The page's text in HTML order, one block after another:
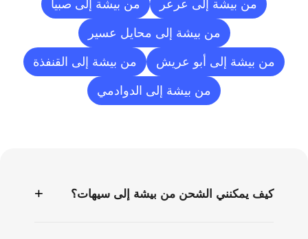
من بيشة إلى عرعر من بيشة إلى صبيا
من بيشة إلى محايل عسير
من بيشة إلى أبو عريش من بيشة إلى القنفذة
من بيشة إلى الدوادمي
كيف يمكنني الشحن من بيشة إلى سيهات؟ +